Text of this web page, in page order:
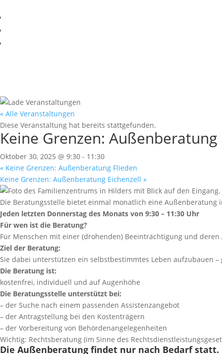
« Alle Veranstaltungen
Diese Veranstaltung hat bereits stattgefunden.
Keine Grenzen:
Oktober 30, 2025 @ 9:30 - 11:30
« Keine Grenzen: Außenberatung Flieden
Keine Grenzen: Außenberatung Eichenzell »
Die Beratungsstelle bietet einmal monatlich eine
Jeden letzten Donnerstag des Monats von 9:30 – 11:30 Uhr
Für wen ist die Beratung?
Für Menschen mit einer (drohenden) Beeinträchtigung und deren
Ziel der Beratung:
Sie dabei unterstützen ein selbstbestimmtes Leben aufzubauen
Die Beratung ist:
kostenfrei, individuell und auf Augenhöhe
Die Beratungsstelle unterstützt bei:
– der Suche nach einem passenden Assistenzangebot
– der Antragstellung bei den Kostenträgern
– der Vorbereitung von Behördenangelegenheiten
Wichtig: Rechtsberatung (im Sinne des
Die Außenberatung findet nur nach Bedarf statt.